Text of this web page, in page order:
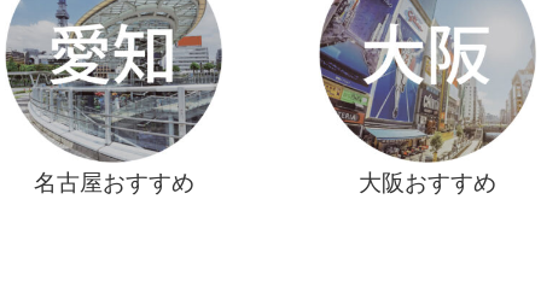
名古屋おすすめ 大阪おすすめ